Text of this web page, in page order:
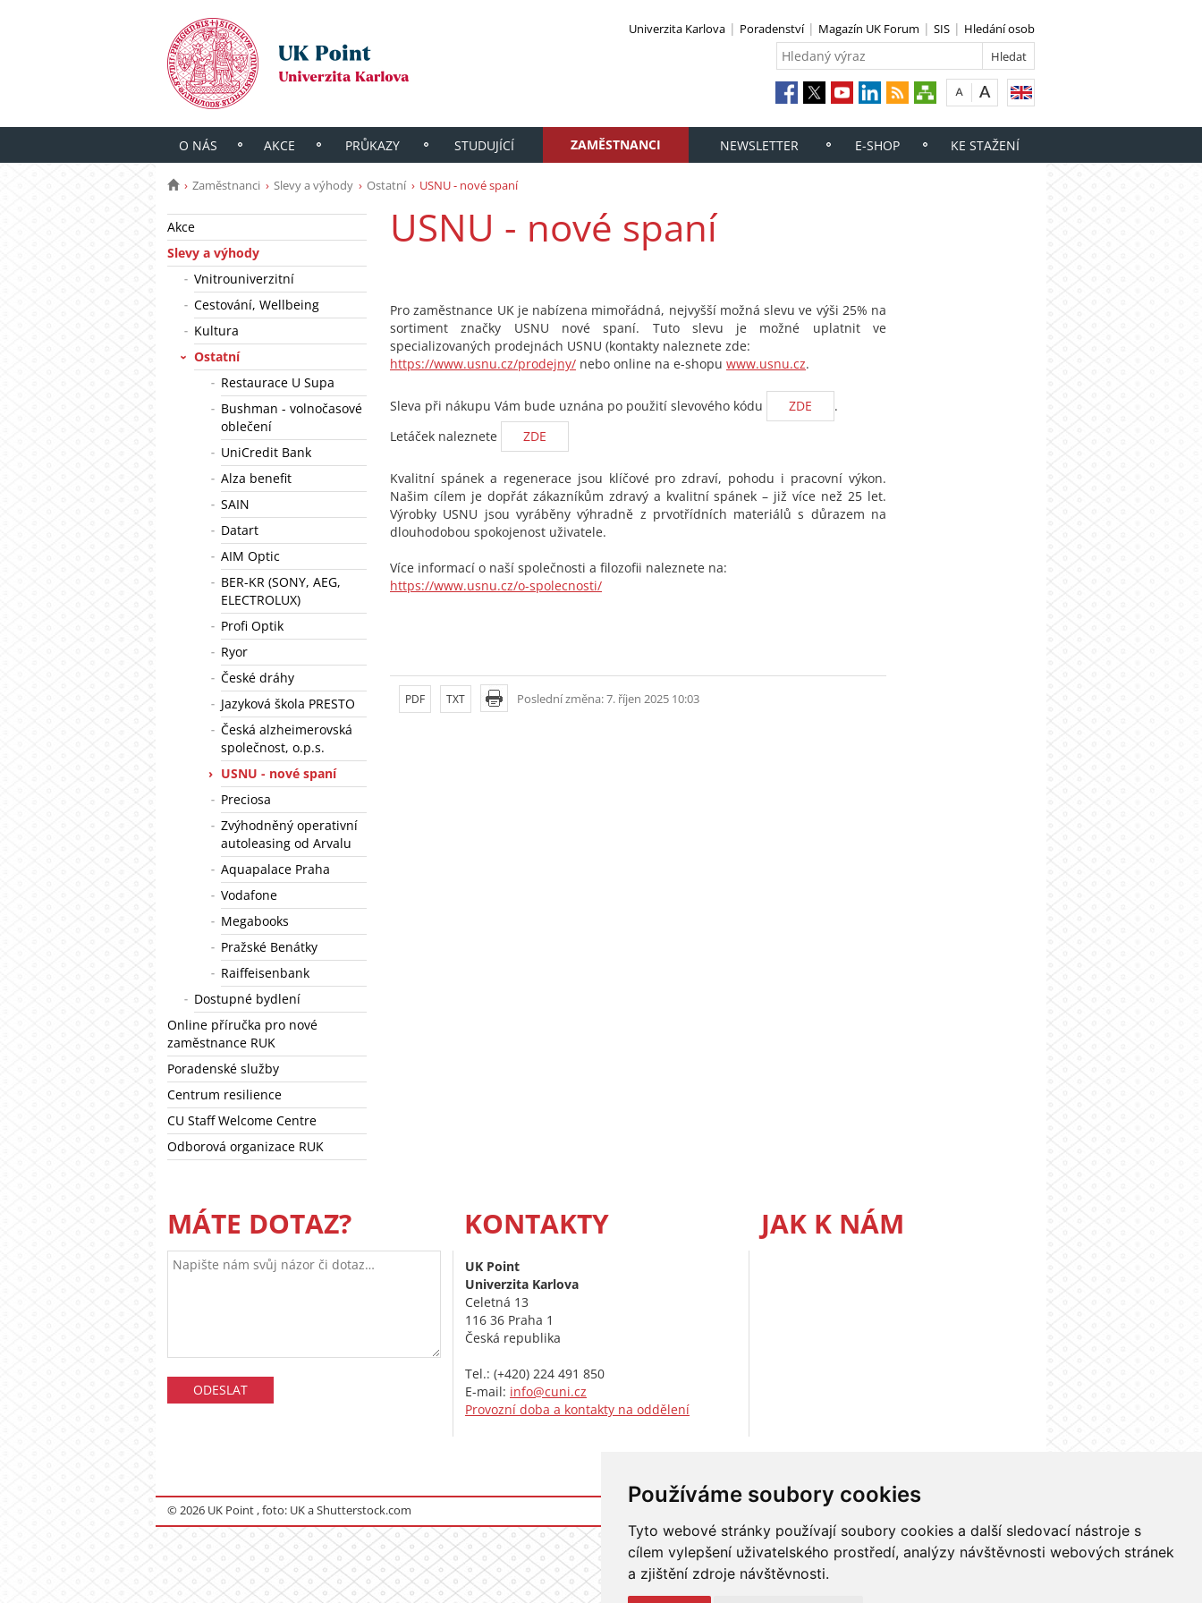
Používáme soubory cookies
Tyto webové stránky používají soubory cookies a další sledovací nástroje s
cílem vylepšení uživatelského prostředí, analýzy návštěvnosti webových stránek
a zjištění zdroje návštěvnosti.
Univerzita Karlova Poradenství Magazín UK Forum SIS Hledání osob
O NÁS AKCE PRŮKAZY STUDUJÍCÍ ZAMĚSTNANCI NEWSLETTER E-SHOP KE STAŽENÍ
Zaměstnanci Slevy a výhody Ostatní USNU - nové spaní
Akce
Slevy a výhody
Vnitrouniverzitní
Cestování, Wellbeing
Kultura
Ostatní
Restaurace U Supa
Bushman - volnočasové
oblečení
UniCredit Bank
Alza benefit
SAIN
Datart
AIM Optic
BER-KR (SONY, AEG,
ELECTROLUX)
Profi Optik
Ryor
České dráhy
Jazyková škola PRESTO
Česká alzheimerovská
společnost, o.p.s.
USNU - nové spaní
Preciosa
Zvýhodněný operativní
autoleasing od Arvalu
Aquapalace Praha
Vodafone
Megabooks
Pražské Benátky
Raiffeisenbank
Dostupné bydlení
Online příručka pro nové
zaměstnance RUK
Poradenské služby
Centrum resilience
CU Staff Welcome Centre
Odborová organizace RUK
USNU - nové spaní
Pro zaměstnance UK je nabízena mimořádná, nejvyšší možná slevu ve výši 25% na
sortiment značky USNU nové spaní. Tuto slevu je možné uplatnit ve
specializovaných prodejnách USNU (kontakty naleznete zde:
https://www.usnu.cz/prodejny/ nebo online na e-shopu www.usnu.cz.
Sleva při nákupu Vám bude uznána po použití slevového kódu ZDE
.
Letáček naleznete
ZDE
Kvalitní spánek a regenerace jsou klíčové pro zdraví, pohodu i pracovní výkon.
Našim cílem je dopřát zákazníkům zdravý a kvalitní spánek – již více než 25 let.
Výrobky USNU jsou vyráběny výhradně z prvotřídních materiálů s důrazem na
dlouhodobou spokojenost uživatele.
Více informací o naší společnosti a filozofii naleznete na:
https://www.usnu.cz/o-spolecnosti/
Poslední změna: 7. říjen 2025 10:03
PDF TXT
MÁTE DOTAZ? KONTAKTY
UK Point
Univerzita Karlova
Celetná 13
116 36 Praha 1
Česká republika
Tel.: (+420) 224 491 850
E-mail: info@cuni.cz
Provozní doba a kontakty na oddělení
JAK K NÁM
© 2026 UK Point , foto: UK a Shutterstock.com Přihlášení do informačního systému UK